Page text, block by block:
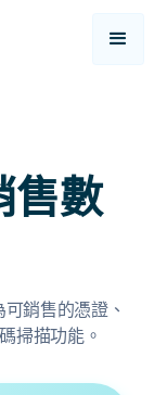
數
銷售的憑證、
掃描功能。